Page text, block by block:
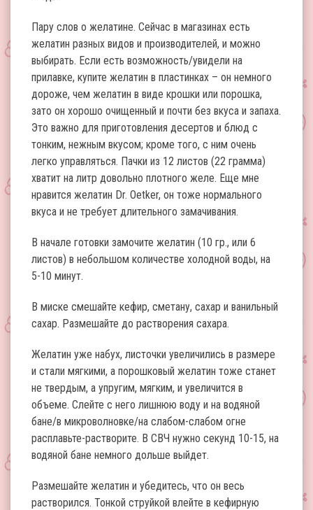
Пару слов о желатине. Сейчас в магазинах есть
желатин разных видов и производителей, и можно
выбирать. Если есть возможность/увидели на
прилавке, купите желатин в пластинках – он немного
дороже, чем желатин в виде крошки или порошка,
зато он хорошо очищенный и почти без вкуса и запаха.
Это важно для приготовления десертов и блюд с
тонким, нежным вкусом; кроме того, с ним очень
легко управляться. Пачки из 12 листов (22 грамма)
хватит на литр довольно плотного желе. Еще мне
нравится желатин Dr. Oetker, он тоже нормального
вкуса и не требует длительного замачивания.
В начале готовки замочите желатин (10 гр., или 6
листов) в небольшом количестве холодной воды, на
5-10 минут.
В миске смешайте кефир, сметану, сахар и ванильный
сахар. Размешайте до растворения сахара.
Желатин уже набух, листочки увеличились в размере
и стали мягкими, а порошковый желатин тоже станет
не твердым, а упругим, мягким, и увеличится в
объеме. Слейте с него лишнюю воду и на водяной
бане/в микроволновке/на слабом-слабом огне
расплавьте-растворите. В СВЧ нужно секунд 10-15, на
водяной бане немного дольше выйдет.
Размешайте желатин и убедитесь, что он весь
растворился. Тонкой струйкой влейте в кефирную